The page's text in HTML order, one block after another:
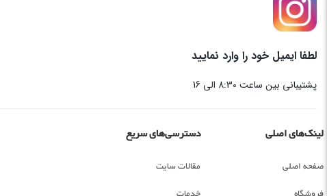
لطفا ایمیل خود را وارد نمایید
پشتیبانی بین ساعت 8:30 الی 16
لینک‌های اصلی
صفحه اصلی
دسترسی‌های سریع
مقالات سایت